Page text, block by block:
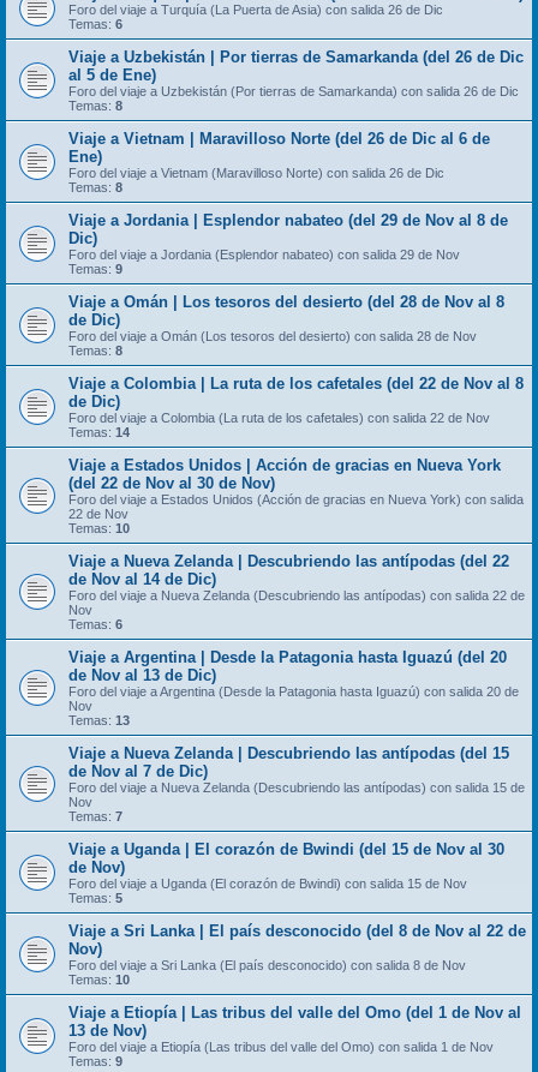
Foro del viaje a Turquía (La Puerta de Asia) con salida 26 de Dic
Temas: 6
Viaje a Uzbekistán | Por tierras de Samarkanda (del 26 de Dic
al 5 de Ene)
Foro del viaje a Uzbekistán (Por tierras de Samarkanda) con salida 26 de Dic
Temas: 8
Viaje a Vietnam | Maravilloso Norte (del 26 de Dic al 6 de
Ene)
Foro del viaje a Vietnam (Maravilloso Norte) con salida 26 de Dic
Temas: 8
Viaje a Jordania | Esplendor nabateo (del 29 de Nov al 8 de
Dic)
Foro del viaje a Jordania (Esplendor nabateo) con salida 29 de Nov
Temas: 9
Viaje a Omán | Los tesoros del desierto (del 28 de Nov al 8
de Dic)
Foro del viaje a Omán (Los tesoros del desierto) con salida 28 de Nov
Temas: 8
Viaje a Colombia | La ruta de los cafetales (del 22 de Nov al 8
de Dic)
Foro del viaje a Colombia (La ruta de los cafetales) con salida 22 de Nov
Temas: 14
Viaje a Estados Unidos | Acción de gracias en Nueva York
(del 22 de Nov al 30 de Nov)
Foro del viaje a Estados Unidos (Acción de gracias en Nueva York) con salida
22 de Nov
Temas: 10
Viaje a Nueva Zelanda | Descubriendo las antípodas (del 22
de Nov al 14 de Dic)
Foro del viaje a Nueva Zelanda (Descubriendo las antípodas) con salida 22 de
Nov
Temas: 6
Viaje a Argentina | Desde la Patagonia hasta Iguazú (del 20
de Nov al 13 de Dic)
Foro del viaje a Argentina (Desde la Patagonia hasta Iguazú) con salida 20 de
Nov
Temas: 13
Viaje a Nueva Zelanda | Descubriendo las antípodas (del 15
de Nov al 7 de Dic)
Foro del viaje a Nueva Zelanda (Descubriendo las antípodas) con salida 15 de
Nov
Temas: 7
Viaje a Uganda | El corazón de Bwindi (del 15 de Nov al 30
de Nov)
Foro del viaje a Uganda (El corazón de Bwindi) con salida 15 de Nov
Temas: 5
Viaje a Sri Lanka | El país desconocido (del 8 de Nov al 22 de
Nov)
Foro del viaje a Sri Lanka (El país desconocido) con salida 8 de Nov
Temas: 10
Viaje a Etiopía | Las tribus del valle del Omo (del 1 de Nov al
13 de Nov)
Foro del viaje a Etiopía (Las tribus del valle del Omo) con salida 1 de Nov
Temas: 9